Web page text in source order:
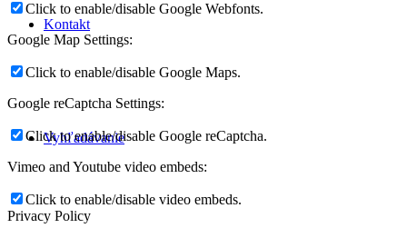
Kontakt
Vyhľadávanie
Click to enable/disable Google Webfonts.
Google Map Settings:
Click to enable/disable Google Maps.
Google reCaptcha Settings:
Click to enable/disable Google reCaptcha.
Vimeo and Youtube video embeds:
Click to enable/disable video embeds.
Privacy Policy